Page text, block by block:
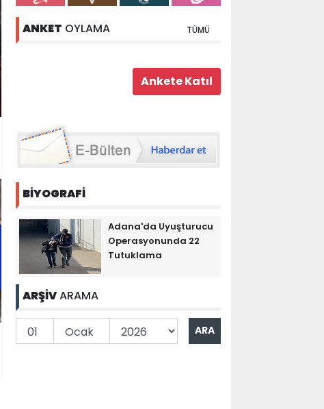
ANKET OYLAMA TÜMÜ
BİYOGRAFİ
Adana'da Uyuşturucu
Operasyonunda 22
Tutuklama
ARŞİVARAMA